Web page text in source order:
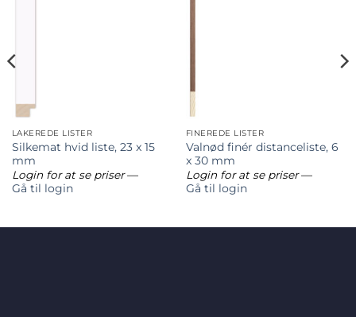
LAKEREDE LISTER
Silkemat hvid liste, 23 x 15
mm
Login for at se priser—
Gå til login
FINEREDE LISTER
Valnød finér distanceliste, 6
x 30 mm
Login for at se priser—
Gå til login